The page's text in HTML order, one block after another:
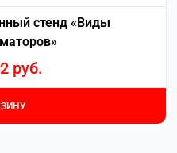
стенд «Виды
руб.